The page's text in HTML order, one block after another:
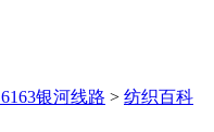
6163银河线路 > 纺织百科